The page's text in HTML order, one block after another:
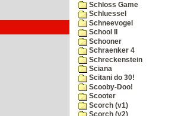
Schloss Game
Schluessel
Schneevogel
School II
Schooner
Schraenker 4
Schreckenstein
Sciana
Scitani do 30!
Scooby-Doo!
Scooter
Scorch (v1)
Scorch (v2)